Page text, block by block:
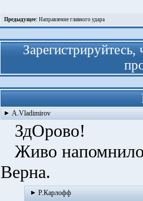
Предыдущее: Направление главного удара
A.Vladimirov
ЗдОрово!
Живо
Верна.
Р.Карлофф